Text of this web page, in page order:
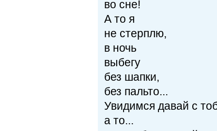
во сне!
А то я
не стерплю,
в ночь
выбегу
без шапки,
без пальто...
Увидимся давай с
а то...